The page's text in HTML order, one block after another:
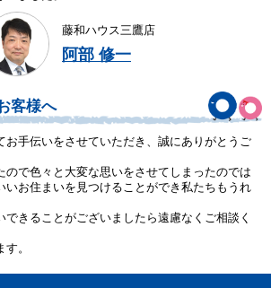
藤和ハウス三鷹店
阿部 修一
客様へ
お手伝いをさせていただき、誠にありがとうご
ので色々と大変な思いをさせてしまったのでは
いお住まいを見つけることができ私たちもうれ
できることがございましたら遠慮なくご相談く
。